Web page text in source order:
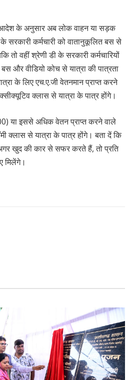
आदेश के अनुसार अब लोक वाहन या सड़क
सरकारी कर्मचारी को वातानुकूलित बस से
तो वहीं श्रेणी डी के सरकारी कर्मचारियों
और वीडियो कोच से यात्रा की पात्रता
के लिए एच.ए.जी वेतनमान प्राप्त करने
क्लास से यात्रा के पात्र होंगे।
या इससे अधिक वेतन प्राप्त करने वाले
क्लास से यात्रा के पात्र होंगे। बता दें कि
खुद की कार से सफर करते हैं, तो प्रति
मिलेंगे।